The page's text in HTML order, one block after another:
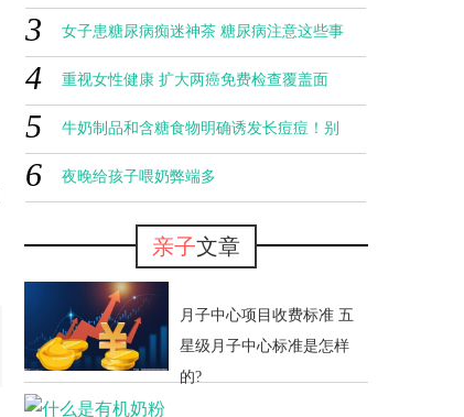
HPV疫苗接种要趁早 才可有效防癌
0
3 女子患糖尿病痴迷神茶 糖尿病注意这些事
4 重视女性健康 扩大两癌免费检查覆盖面
5 牛奶制品和含糖食物明确诱发长痘痘！别
多吃了
6 夜晚给孩子喂奶弊端多
亲子文章
月子中心项目收费标准 五
星级月子中心标准是怎样
的?